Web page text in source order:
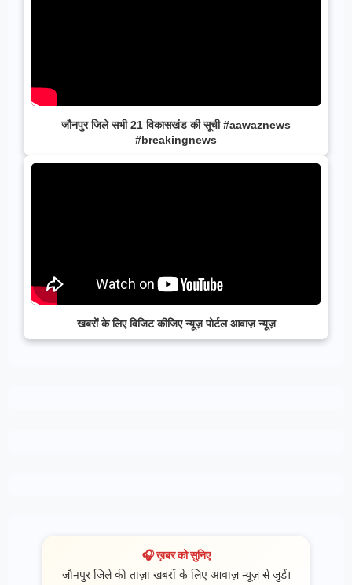
जौनपुर जिले सभी 21 विकासखंड की सूची #aawaznews
#breakingnews
खबरों के लिए विजिट कीजिए न्यूज़ पोर्टल आवाज़ न्यूज़
🎧 ख़बर को सुनिए
जौनपुर जिले की ताज़ा खबरों के लिए आवाज़ न्यूज़ से जुड़ें।